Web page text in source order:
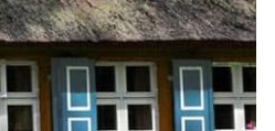
Urlaub mit demFischland-